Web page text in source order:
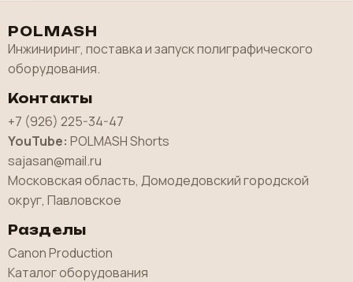
POLMASH
Инжиниринг, поставка и запуск полиграфического
оборудования.
Контакты
+7 (926) 225-34-47
YouTube: POLMASH Shorts
sajasan@mail.ru
Московская область, Домодедовский городской
округ, Павловское
Разделы
Canon Production
Каталог оборудования